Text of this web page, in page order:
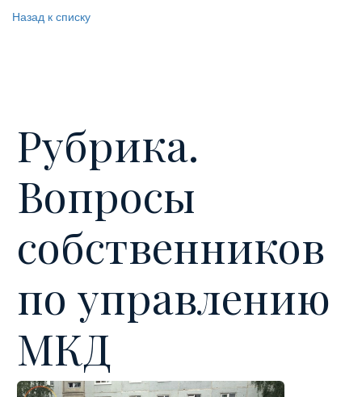
Назад к списку
Рубрика.
Вопросы
собственников
по управлению
МКД